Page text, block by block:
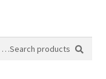
Search
for:
Search